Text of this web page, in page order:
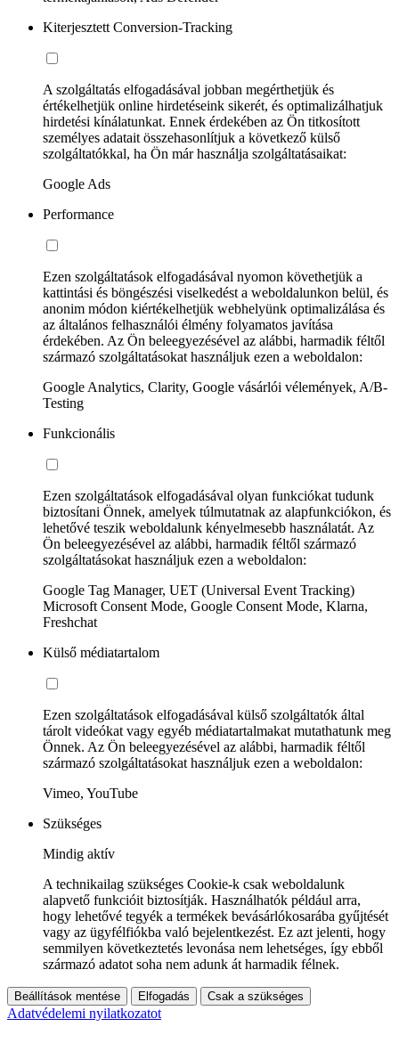
Kiterjesztett Conversion-Tracking
A szolgáltatás elfogadásával jobban megérthetjük és
értékelhetjük online hirdetéseink sikerét, és optimalizálhatjuk
hirdetési kínálatunkat. Ennek érdekében az Ön titkosított
személyes adatait összehasonlítjuk a következő külső
szolgáltatókkal, ha Ön már használja szolgáltatásaikat:
Google Ads
Performance
Ezen szolgáltatások elfogadásával nyomon követhetjük a
kattintási és böngészési viselkedést a weboldalunkon belül, és
anonim módon kiértékelhetjük webhelyünk optimalizálása és
az általános felhasználói élmény folyamatos javítása
érdekében. Az Ön beleegyezésével az alábbi, harmadik féltől
származó szolgáltatásokat használjuk ezen a weboldalon:
Google Analytics, Clarity, Google vásárlói vélemények, A/B-
Testing
Funkcionális
Ezen szolgáltatások elfogadásával olyan funkciókat tudunk
biztosítani Önnek, amelyek túlmutatnak az alapfunkciókon, és
lehetővé teszik weboldalunk kényelmesebb használatát. Az
Ön beleegyezésével az alábbi, harmadik féltől származó
szolgáltatásokat használjuk ezen a weboldalon:
Google Tag Manager, UET (Universal Event Tracking)
Microsoft Consent Mode, Google Consent Mode, Klarna,
Freshchat
Külső médiatartalom
Ezen szolgáltatások elfogadásával külső szolgáltatók által
tárolt videókat vagy egyéb médiatartalmakat mutathatunk meg
Önnek. Az Ön beleegyezésével az alábbi, harmadik féltől
származó szolgáltatásokat használjuk ezen a weboldalon:
Vimeo, YouTube
Szükséges
Mindig aktív
A technikailag szükséges Cookie-k csak weboldalunk
alapvető funkcióit biztosítják. Használhatók például arra,
hogy lehetővé tegyék a termékek bevásárlókosarába gyűjtését
vagy az ügyfélfiókba való bejelentkezést. Ez azt jelenti, hogy
semmilyen következtetés levonása nem lehetséges, így ebből
származó adatot soha nem adunk át harmadik félnek.
Beállítások mentése Elfogadás Csak a szükséges
Adatvédelemi nyilatkozatot